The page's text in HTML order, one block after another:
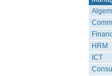
HRM
ICT